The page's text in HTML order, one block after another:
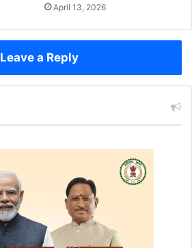
April 13, 2026
Leave a Reply